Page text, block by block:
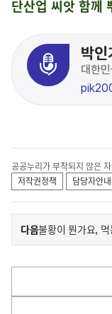
단산업 씨앗 함께
박인
대한
공공누리가 부착되지 않은
저작권정책
담당자안내
이
전
다
음
다음기
사